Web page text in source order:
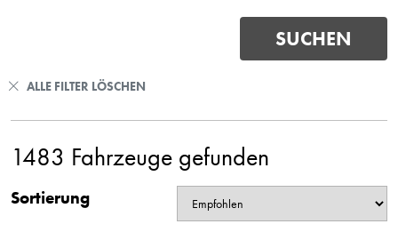
ALLE FILTER LÖSCHEN
1483 Fahrzeuge gefunden
Sortierung